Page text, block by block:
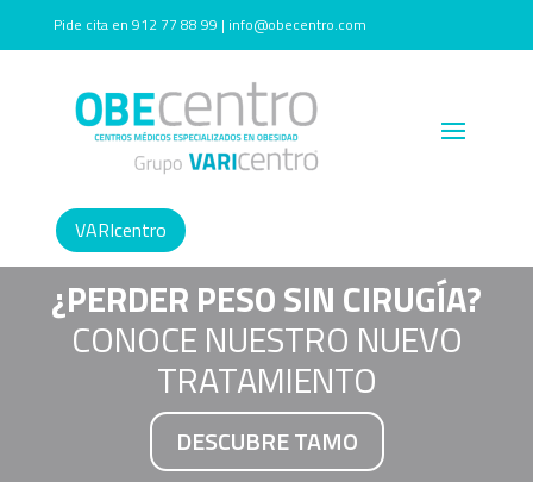
Pide cita en 912 77 88 99 | info@obecentro.com
VARIcentro
¿PERDER PESO SIN CIRUGÍA?
CONOCE NUESTRO NUEVO
TRATAMIENTO
DESCUBRE TAMO